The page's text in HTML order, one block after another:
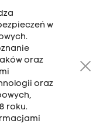
22, 30-007
Antena: 12 200 33 33
w
oraz
oraz
roku.